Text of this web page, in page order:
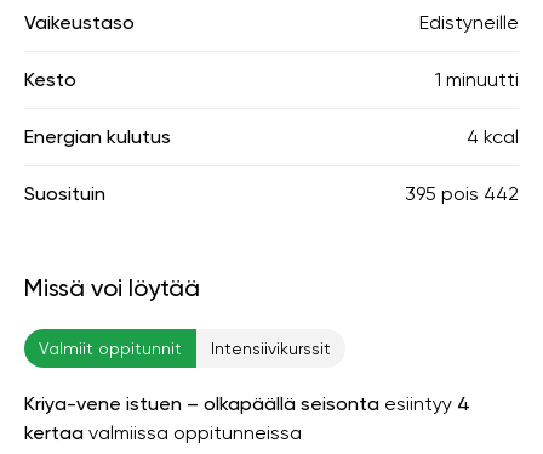
Vaikeustaso Edistyneille
Kesto 1 minuutti
Energian kulutus 4 kcal
Suosituin 395 pois 442
Missä voi löytää
Valmiit oppitunnit Intensiivikurssit
Kriya-vene istuen – olkapäällä seisonta esiintyy 4
kertaa valmiissa oppitunneissa